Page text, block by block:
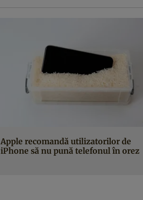
Apple recomandă utilizatorilor de
iPhone să nu pună telefonul în orez